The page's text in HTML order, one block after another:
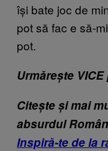
își bate joc de
pot să fac e să-
pot.
Urmărește
Citește și mai
absurdul
Inspiră-te de la